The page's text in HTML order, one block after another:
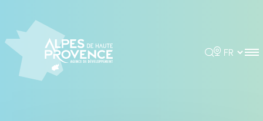
Rechercher
Choisir la